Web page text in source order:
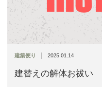
建築便り | 2025.01.14
建替えの解体お祓い